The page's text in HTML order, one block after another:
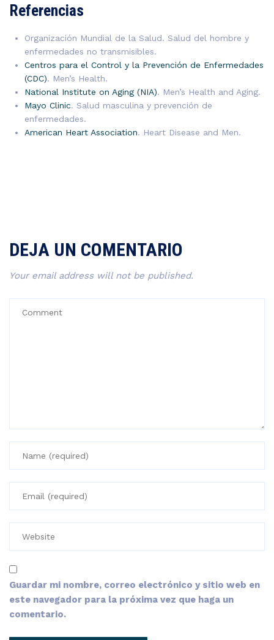
Referencias
Organización Mundial de la Salud. Salud del hombre y
enfermedades no transmisibles.
Centros para el Control y la Prevención de Enfermedades
(CDC). Men’s Health.
National Institute on Aging (NIA). Men’s Health and Aging.
Mayo Clinic. Salud masculina y prevención de
enfermedades.
American Heart Association. Heart Disease and Men.
DEJA UN COMENTARIO
Your email address will not be published.
Guardar mi nombre, correo electrónico y sitio web en
este navegador para la próxima vez que haga un
comentario.